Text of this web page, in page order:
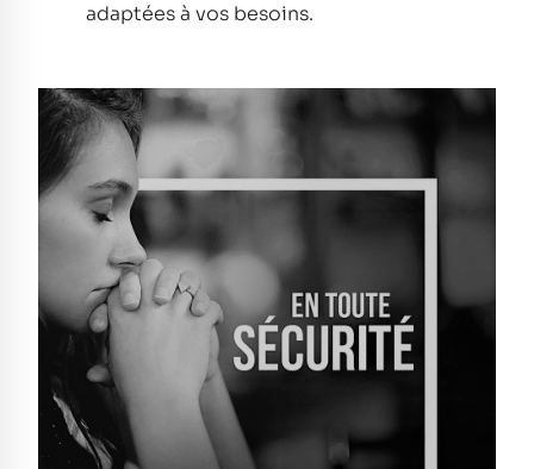
adaptées à vos besoins.